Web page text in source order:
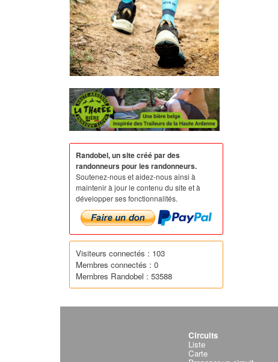
Randobel, un site créé par des
randonneurs pour les randonneurs.
Soutenez-nous et aidez-nous ainsi à
maintenir à jour le contenu du site et à
développer ses fonctionnalités.
Visiteurs connectés : 103
Membres connectés : 0
Membres Randobel : 53588
Circuits
Liste
Carte